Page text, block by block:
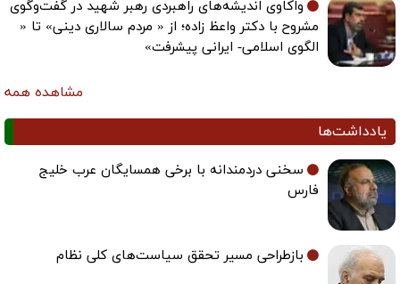
واکاوی اندیشه‌های راهبردی رهبر شهید در گفت‌وگوی
مشروح با دکتر واعظ زاده؛ از « مردم سالاری دینی» تا «
الگوی اسلامی- ایرانی پیشرفت»
مشاهده همه
یادداشت‌ها
سخنی دردمندانه با برخی همسایگان عرب خلیج
فارس
بازطراحی مسیر تحقق سیاست‌های کلی نظام